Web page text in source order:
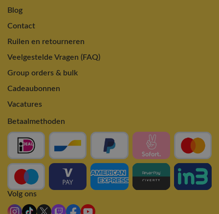
Blog
Contact
Ruilen en retourneren
Veelgestelde Vragen (FAQ)
Group orders & bulk
Cadeaubonnen
Vacatures
Betaalmethoden
Volg ons